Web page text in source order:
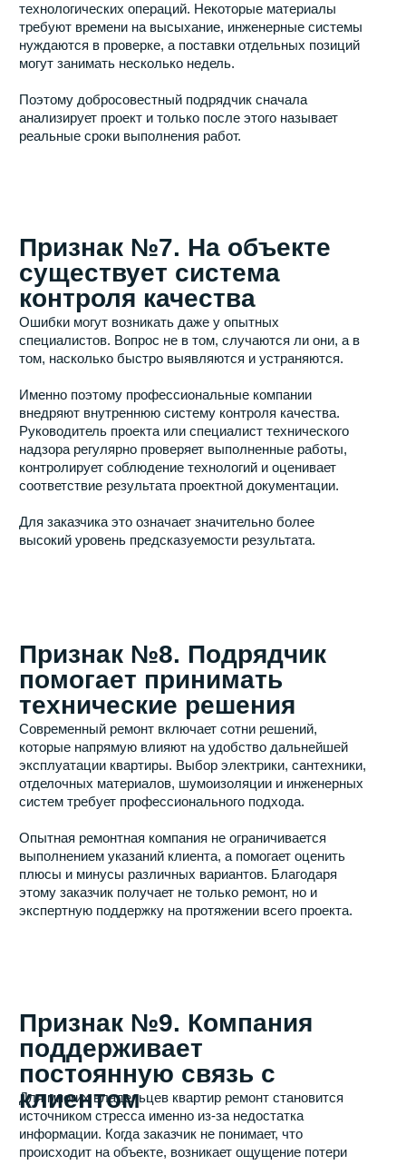
Слишком большое количество однотипных
восторженных комментариев вызывает не меньше
вопросов, чем полное отсутствие отзывов. Гораздо
больше доверия вызывают подробные истории
сложности ремонта и полученный результат.
Дополнительным преимуществом становятся отзывы с
фотографиями объекта и конкретными деталями
сотрудничества.
Профессионалов отличает не умение красиво
продавать услуги, а способность аргументированно
объяснять свои решения.
Перед заключением договора стоит задать подрядчику
вопросы о технологии выполнения работ, структуре
сметы, гарантиях и возможных рисках проекта. Если
представители компании готовы подробно обсуждать
отвечать на неудобные
вопросы
Перед началом ремонта убедитесь, что подрядчик
предоставил:
подробную смету;
официальный договор;
график выполнения работ;
условия гарантии;
понятный порядок оплаты;
информацию об ответственном руководителе
проекта.
Если все эти вопросы урегулированы заранее,
вероятность неприятных сюрпризов во время ремонта
подписанием договора
Часто-задаваемые вопросы
Выбор компании по ремонту квартир нельзя сводить
исключительно к сравнению цен. Гораздо важнее
Вывод